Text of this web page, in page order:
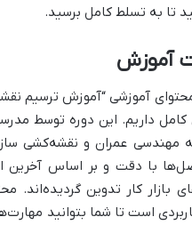
تا به تسلط کامل برسید.
آموزش
آموزشی “آموزش ترسیم
کامل داریم. این دوره توسط
مهندسی عمران و نقشه‌کشی
با دقت و بر اساس آخرین
بازار کار تدوین گردیده‌اند.
است تا شما بتوانید